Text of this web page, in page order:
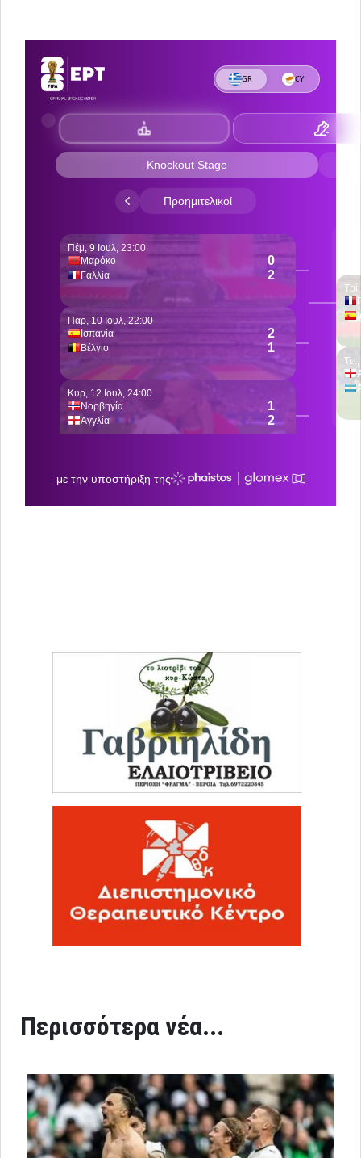
Περισσότερα νέα...